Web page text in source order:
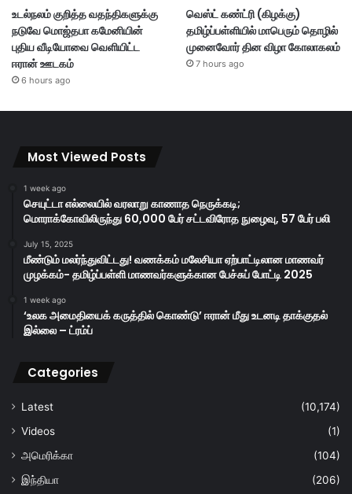
உடல்நலம் குறித்த வதந்திகளுக்கு
நடுவே மொஜ்தபா கமேனியின்
புதிய வீடியோவை வெளியிட்ட
ஈரான் ஊடகம்
6 hours ago
வெஸ்ட் கண்ட்ரி (கிழக்கு)
தமிழ்ப்பள்ளியில் மாபெரும் தொழில்
முனைவோர் தின விழா கோலாகலம்
7 hours ago
Most Viewed Posts
1 week ago
செயுட்டா எல்லையில் வரலாறு காணாத நெருக்கடி;
மொராக்கோவிலிருந்து 60,000 பேர் சட்டவிரோத நுழைவு, 57 பேர் பலி
July 15, 2025
மீண்டும் மலர்ந்துவிட்டது! வணக்கம் மலேசியா ஏற்பாட்டிலான மாணவர்
முழக்கம்- தமிழ்ப்பள்ளி மாணவர்களுக்கான பேச்சுப் போட்டி 2025
1 week ago
‘உலக அமைதியைக் கருத்தில் கொண்டு’ ஈரான் மீது உடனடி தாக்குதல்
இல்லை – ட்ரம்ப்
Categories
Latest
(10,174)
Videos
(1)
அமெரிக்கா
(104)
இந்தியா
(206)